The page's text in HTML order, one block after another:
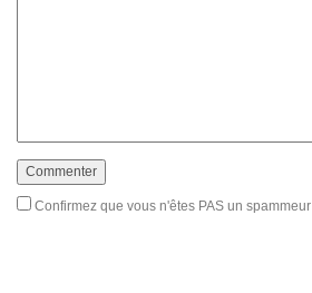
Confirmez que vous n'êtes PAS un spammeur